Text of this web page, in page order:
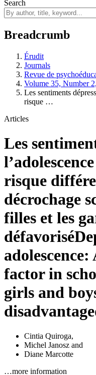
Search
Breadcrumb
Érudit
Journals
Revue de
Volume 35, Number
Les sentiments
risque …
Articles
Les
risque
décrochage
filles et les
défavorisé
factor in
girls and
Cintia Quiroga,
Michel Janosz and
Diane Marcotte
…more information